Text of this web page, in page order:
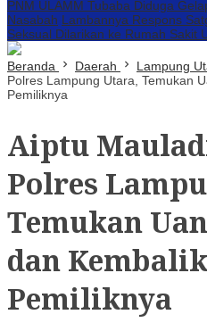
PNM ULAMM Tubaba Diduga
Nasabah Lambannya Respons
Seksual Dilarikan ke Rumah Sakit
Beranda Daerah Lampung
Polres Lampung Utara, Temukan
Pemiliknya
Aiptu
Polres
Temukan
dan
Pemiliknya